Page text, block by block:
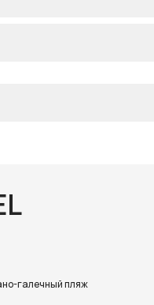
галечный пляж